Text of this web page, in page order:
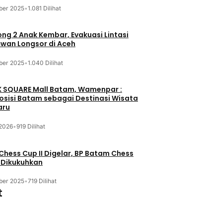
2025•1.081 Dilihat
2 Anak Kembar, Evakuasi Lintasi
Longsor di Aceh
2025•1.040 Dilihat
SQUARE Mall Batam, Wamenpar :
Batam sebagai Destinasi Wisata
•919 Dilihat
Cup II Digelar, BP Batam Chess
2025•719 Dilihat